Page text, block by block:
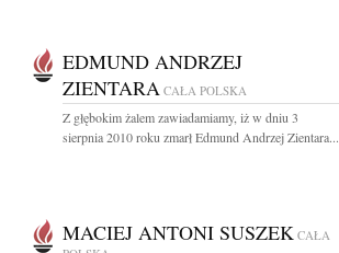
EDMUND ANDRZEJ
ZIENTARA CAŁA POLSKA
Z głębokim żalem zawiadamiamy, iż w dniu 3
sierpnia 2010 roku zmarł Edmund Andrzej Zientara...
MACIEJ ANTONI SUSZEK CAŁA